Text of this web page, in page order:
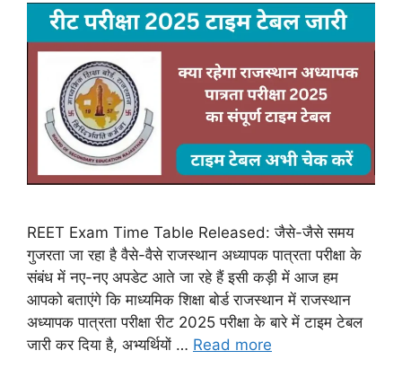
REET Exam Time Table Released: जैसे-जैसे समय
गुजरता जा रहा है वैसे-वैसे राजस्थान अध्यापक पात्रता परीक्षा के
संबंध में नए-नए अपडेट आते जा रहे हैं इसी कड़ी में आज हम
आपको बताएंगे कि माध्यमिक शिक्षा बोर्ड राजस्थान में राजस्थान
अध्यापक पात्रता परीक्षा रीट 2025 परीक्षा के बारे में टाइम टेबल
जारी कर दिया है, अभ्यर्थियों … Read more